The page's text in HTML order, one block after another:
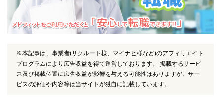
※本記事は、事業者(リクルート様、マイナビ様など)のアフィリエイト
プログラムにより広告収益を得て運営しております。 掲載するサービ
ス及び掲載位置に広告収益が影響を与える可能性はありますが、サー
ビスの評価や内容等は当サイトが独自に記載しています。